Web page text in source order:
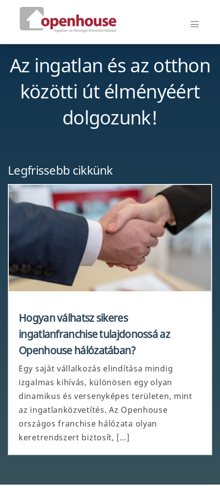
Skip
content
Openhouse blog
Az ingatlan és az otthon
közötti út élményéért
dolgozunk!
Legfrissebb cikkünk
Hogyan válhatsz sikeres
ingatlanfranchise tulajdonossá az
Openhouse hálózatában?
Egy saját vállalkozás elindítása mindig
izgalmas kihívás, különösen egy olyan
dinamikus és versenyképes területen, mint
az ingatlanközvetítés. Az Openhouse
országos franchise hálózata olyan
keretrendszert biztosít, […]